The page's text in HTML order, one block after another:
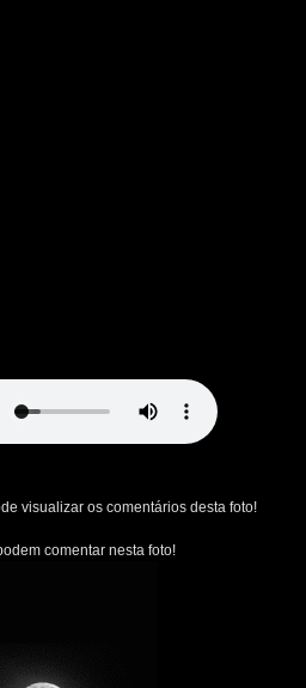
visualizar os comentários desta foto!
comentar nesta foto!